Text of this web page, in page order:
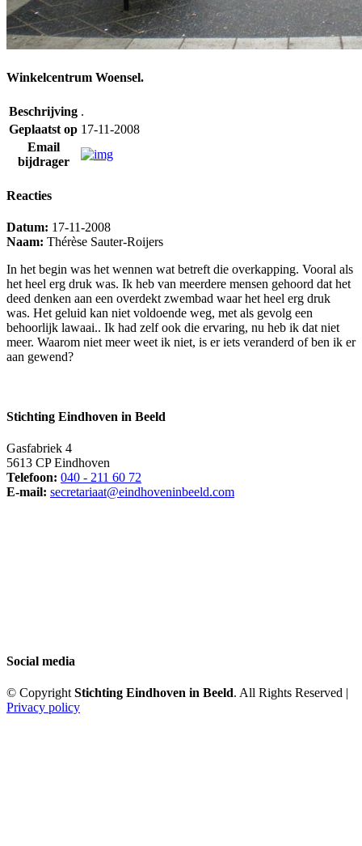
Winkelcentrum Woensel.
Beschrijving .
Geplaatst op 17-11-2008
Email
bijdrager
Reacties
Datum: 17-11-2008
Naam: Thérèse Sauter-Roijers
In het begin was het wennen wat betreft die overkapping. Vooral als
het heel erg druk was. Ik heb van meerdere mensen gehoord dat het
deed denken aan een overdekt zwembad waar het heel erg druk
was. Het geluid kan niet voldoende weg, met als gevolg een
behoorlijk lawaai.. Ik had zelf ook die ervaring, nu heb ik dat niet
meer. Waarom niet meer weet ik niet, is er iets veranderd of ben ik er
aan gewend?
Stichting Eindhoven in Beeld
Gasfabriek 4
5613 CP Eindhoven
Telefoon: 040 - 211 60 72
E-mail: secretariaat@eindhoveninbeeld.com
Social media
© CopyrightStichting Eindhoven in Beeld. All Rights Reserved |
Privacy policy